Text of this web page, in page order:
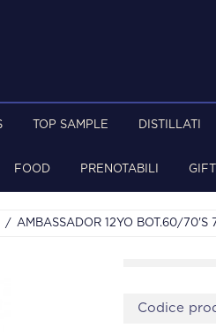
TOP SAMPLE DISTILLATI
FOOD PRENOTABILI
AMBASSADOR 12YO BOT.60/70'S
Codice